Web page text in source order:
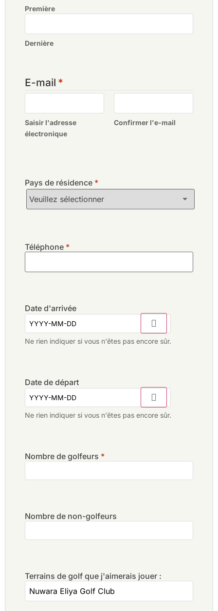
Première
Dernière
E-mail *
Saisir l'adresse
électronique
Confirmer l'e-mail
Pays de résidence *
Téléphone *
Date d'arrivée
Ne rien indiquer si vous n'êtes pas encore sûr.
Date de départ
Ne rien indiquer si vous n'êtes pas encore sûr.
Nombre de golfeurs *
Nombre de non-golfeurs
Terrains de golf que j'aimerais jouer :